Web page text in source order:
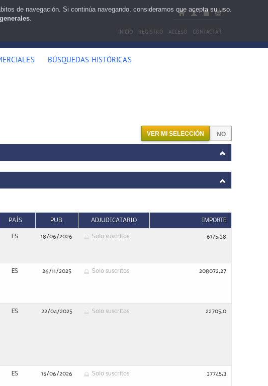
INICIO REGISTRO ACCESO CONTACTAR
BÚSQUEDAS HISTÓRICAS
VER MI SELECCIÓN
PAÍS PUB. ADJUDICATARIO IMPORTE
ES 18/06/2026 Solo suscritos 6175,38
ES 26/11/2025 Solo suscritos 208072,27
ES 22/04/2025 Solo suscritos 22705,0
ES 15/06/2026 Solo suscritos 37745,3
de navegación. Si continúa navegando, consideramos que acepta su uso.
.